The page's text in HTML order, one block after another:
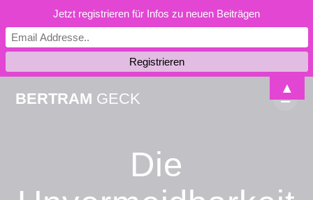
BERTRAM GECK
Die
Jetzt registrieren für Infos zu neuen Beiträgen
▲